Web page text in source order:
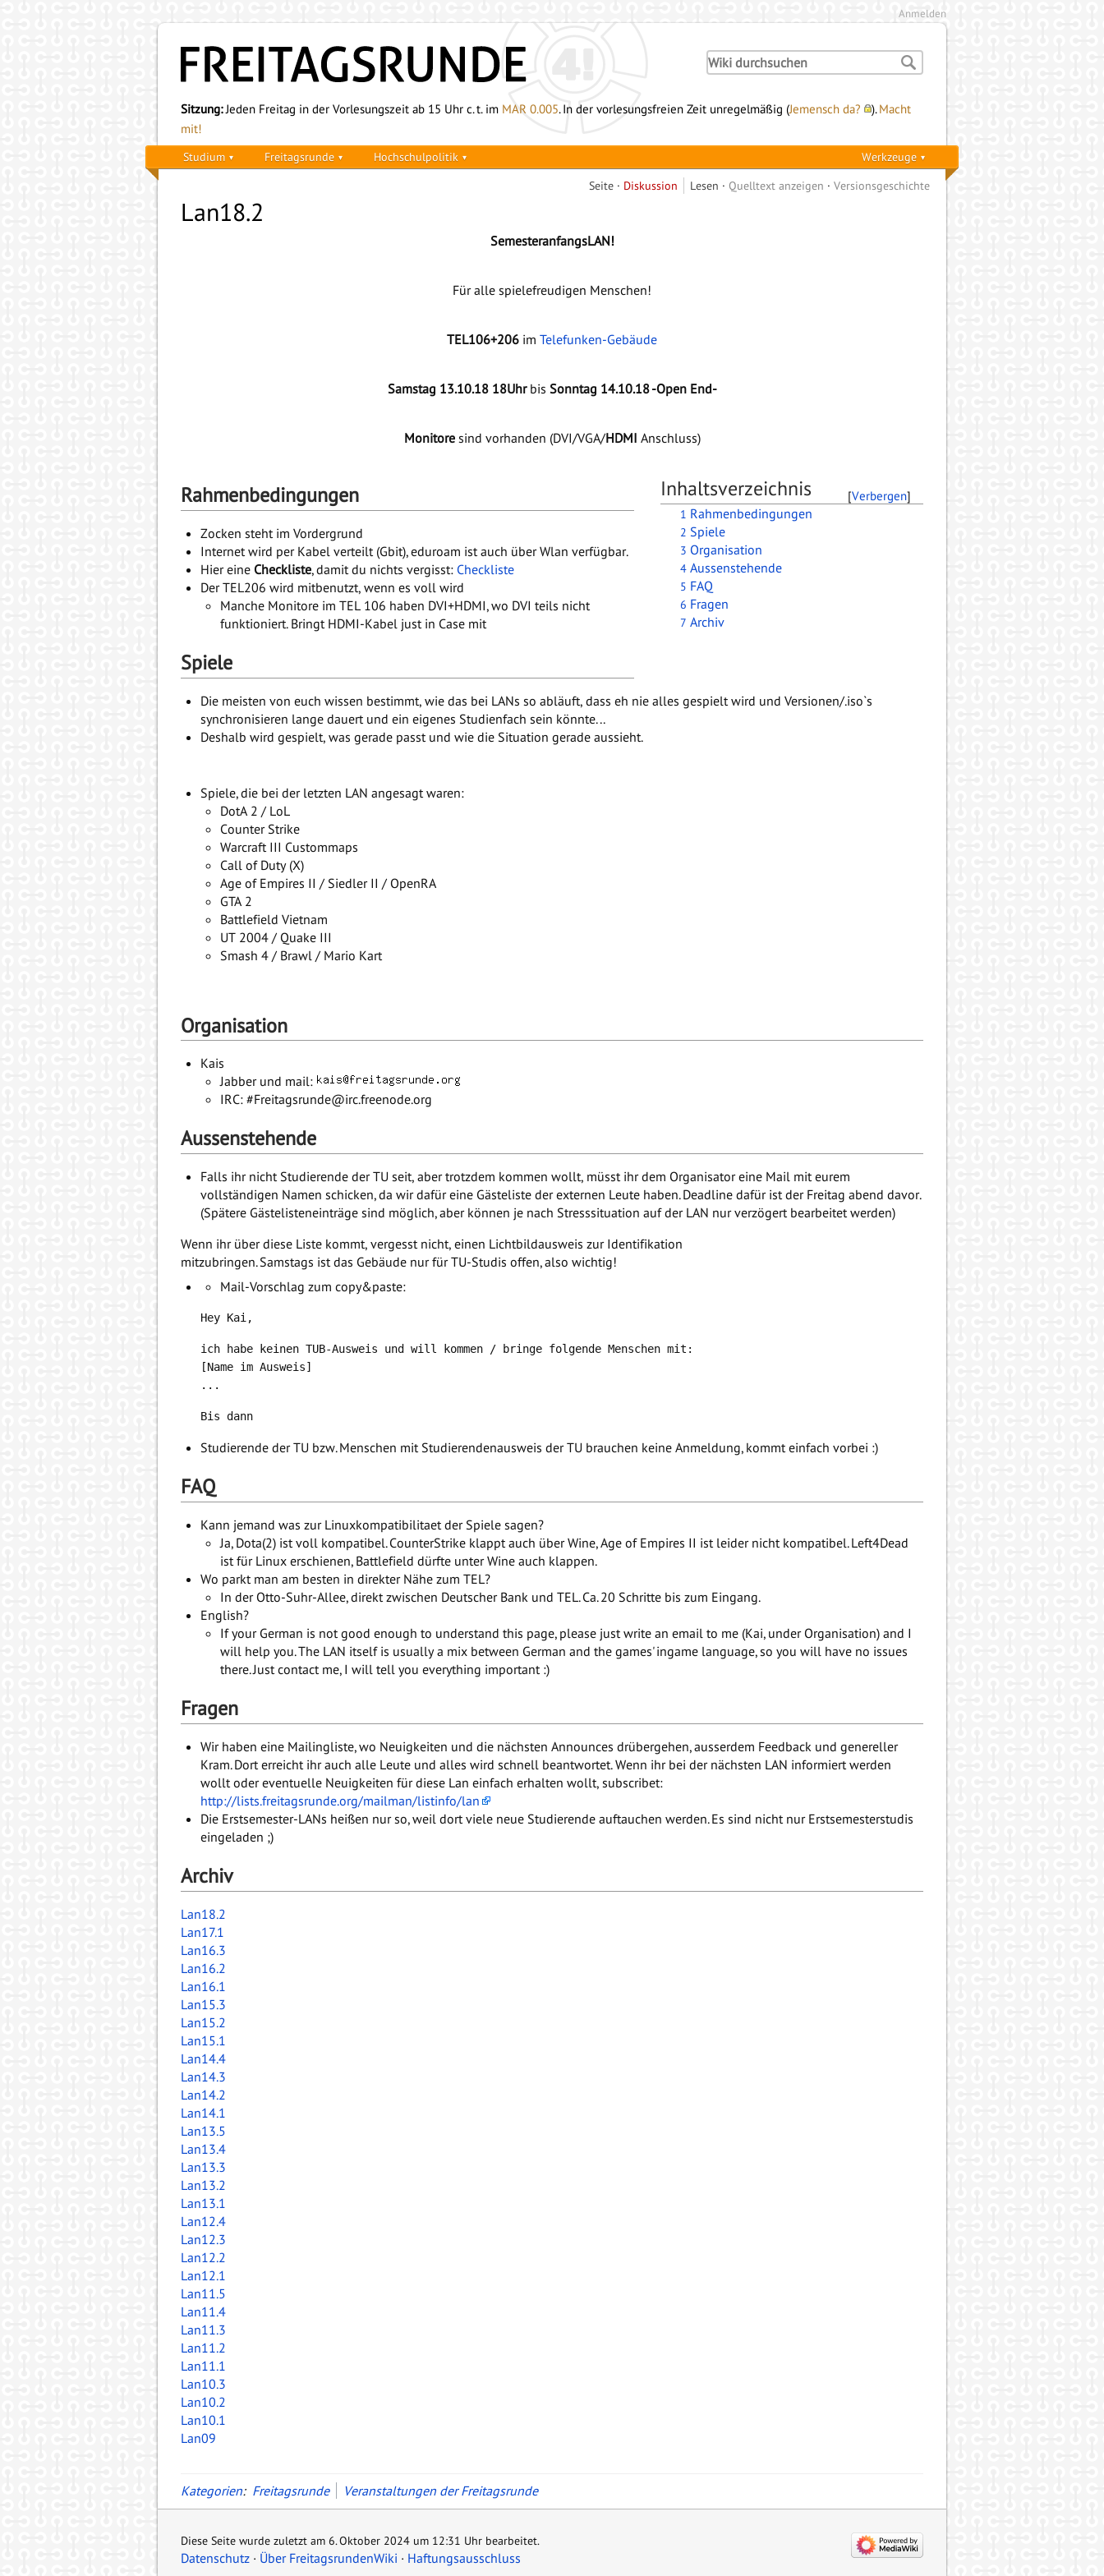
Anmelden
Sitzung:Jeden Freitag in der Vorlesungszeit ab 15 Uhr c. t. im MAR 0.005. In der vorlesungsfreien Zeit unregelmäßig (Jemensch da? ).Macht
mit!
Studium Freitagsrunde Hochschulpolitik
Werkzeuge
Seite
Diskussion Lesen Quelltext anzeigen Versionsgeschichte
Lan18.2
SemesteranfangsLAN!
Für alle spielefreudigen Menschen!
TEL106+206 im Telefunken-Gebäude
Samstag 13.10.18 18Uhrbis Sonntag 14.10.18 -Open End-
Monitoresind vorhanden (DVI/VGA/HDMI Anschluss)
Inhaltsverzeichnis [Verbergen]
1 Rahmenbedingungen
2 Spiele
3 Organisation
4 Aussenstehende
5 FAQ
6 Fragen
7 Archiv
Rahmenbedingungen
Zocken steht im Vordergrund
Internet wird per Kabel verteilt (Gbit), eduroam ist auch über Wlan verfügbar.
Hier eine Checkliste, damit du nichts vergisst: Checkliste
Der TEL206 wird mitbenutzt, wenn es voll wird
Manche Monitore im TEL 106 haben DVI+HDMI, wo DVI teils nicht
funktioniert. Bringt HDMI-Kabel just in Case mit
Spiele
Die meisten von euch wissen bestimmt, wie das bei LANs so abläuft, dass eh nie alles gespielt wird und Versionen/.iso`s
synchronisieren lange dauert und ein eigenes Studienfach sein könnte...
Deshalb wird gespielt, was gerade passt und wie die Situation gerade aussieht.
Spiele, die bei der letzten LAN angesagt waren:
DotA 2 / LoL
Counter Strike
Warcraft III Custommaps
Call of Duty (X)
Age of Empires II / Siedler II / OpenRA
GTA 2
Battlefield Vietnam
UT 2004 / Quake III
Smash 4 / Brawl / Mario Kart
Organisation
Kais
Jabber und mail:
IRC: #Freitagsrunde@irc.freenode.org
Aussenstehende
Falls ihr nicht Studierende der TU seit, aber trotzdem kommen wollt, müsst ihr dem Organisator eine Mail mit eurem
vollständigen Namen schicken, da wir dafür eine Gästeliste der externen Leute haben. Deadline dafür ist der Freitag abend davor.
(Spätere Gästelisteneinträge sind möglich, aber können je nach Stresssituation auf der LAN nur verzögert bearbeitet werden)
Wenn ihr über diese Liste kommt, vergesst nicht, einen Lichtbildausweis zur Identifikation
mitzubringen. Samstags ist das Gebäude nur für TU-Studis offen, also wichtig!
Mail-Vorschlag zum copy&paste:
   ich habe keinen TUB-Ausweis und will kommen / bringe folgende Menschen mit:
   [Name im Ausweis]
Studierende der TU bzw. Menschen mit Studierendenausweis der TU brauchen keine Anmeldung, kommt einfach vorbei :)
FAQ
Kann jemand was zur Linuxkompatibilitaet der Spiele sagen?
Ja, Dota(2) ist voll kompatibel. CounterStrike klappt auch über Wine, Age of Empires II ist leider nicht kompatibel. Left4Dead
ist für Linux erschienen, Battlefield dürfte unter Wine auch klappen.
Wo parkt man am besten in direkter Nähe zum TEL?
In der Otto-Suhr-Allee, direkt zwischen Deutscher Bank und TEL. Ca. 20 Schritte bis zum Eingang.
English?
If your German is not good enough to understand this page, please just write an email to me (Kai, under Organisation) and I
will help you. The LAN itself is usually a mix between German and the games' ingame language, so you will have no issues
there. Just contact me, I will tell you everything important :)
Fragen
Wir haben eine Mailingliste, wo Neuigkeiten und die nächsten Announces drübergehen, ausserdem Feedback und genereller
Kram. Dort erreicht ihr auch alle Leute und alles wird schnell beantwortet. Wenn ihr bei der nächsten LAN informiert werden
wollt oder eventuelle Neuigkeiten für diese Lan einfach erhalten wollt, subscribet:
http://lists.freitagsrunde.org/mailman/listinfo/lan
Die Erstsemester-LANs heißen nur so, weil dort viele neue Studierende auftauchen werden. Es sind nicht nur Erstsemesterstudis
eingeladen ;)
Archiv
Lan18.2
Lan17.1
Lan16.3
Lan16.2
Lan16.1
Lan15.3
Lan15.2
Lan15.1
Lan14.4
Lan14.3
Lan14.2
Lan14.1
Lan13.5
Lan13.4
Lan13.3
Lan13.2
Lan13.1
Lan12.4
Lan12.3
Lan12.2
Lan12.1
Lan11.5
Lan11.4
Lan11.3
Lan11.2
Lan11.1
Lan10.3
Lan10.2
Lan10.1
Lan09
Kategorien: Freitagsrunde Veranstaltungen der Freitagsrunde
Diese Seite wurde zuletzt am 6. Oktober 2024 um 12:31 Uhr bearbeitet.
Datenschutz Über FreitagsrundenWiki Haftungsausschluss